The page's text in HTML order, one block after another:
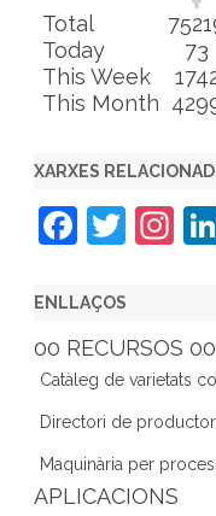
Total
Today
73
This Week
This Month
XARXES
F
c
e
b
o
o
k
T
er
In
gr
a
m
ENLLAÇOS
00 RECURSOS 00
Catàleg de varietats
Directori de
Maquinària per
APLICACIONS